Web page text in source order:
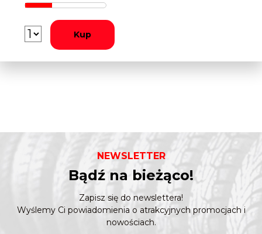
Kup
NEWSLETTER
Bądź na bieżąco!
Zapisz się do newslettera!
Wyślemy Ci powiadomienia o atrakcyjnych promocjach i
nowościach.